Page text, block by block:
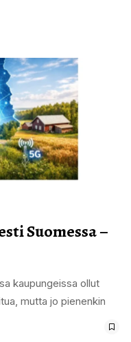
Suomessa –
kaupungeissa ollut
mutta jo pienenkin